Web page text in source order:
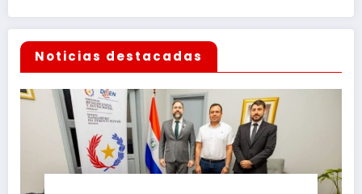
Noticias destacadas